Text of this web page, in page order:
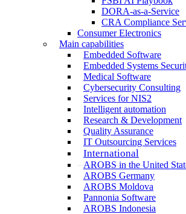
DORA-as-a-Service
CRA Compliance
Consumer Electronics
Main capabilities
Embedded Software
Embedded Systems
Medical Software
Cybersecurity Consulting
Services for NIS2
Intelligent automation
Research & Development
Quality Assurance
IT Outsourcing Services
International
AROBS in the United
AROBS Germany
AROBS Moldova
Pannonia Software
AROBS Indonesia